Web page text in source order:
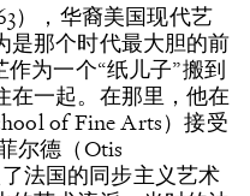
），华裔美国现代艺
是那个时代最大胆的前
为一个“纸儿子”搬到
在一起。在那里，他在
of Fine Arts）接受
尔德（Otis
法国的同步主义艺术